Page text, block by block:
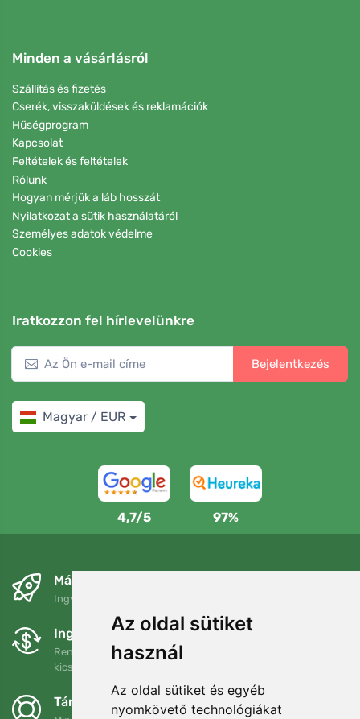
Az oldal sütiket
használ
Az oldal sütiket és egyéb
nyomkövető technológiákat
Minden a vásárlásról
Szállítás és fizetés
Cserék, visszaküldések és reklamációk
Hűségprogram
Kapcsolat
Feltételek és feltételek
Rólunk
Hogyan mérjük a láb hosszát
Nyilatkozat a sütik használatáról
Személyes adatok védelme
Cookies
Iratkozzon fel hírlevelünkre
Bejelentkezés
Magyar / EUR
4,7/5 97%
Másnapra és ingyenesen
Ingyenes szállítás a következő összeg felett: 80 EUR
Ingyenes csere és visszaküldés
Rendelését 90 napon belül bármikor visszaküldheti vagy
kicserélheti.
Támogatjuk a Trees.org-ot